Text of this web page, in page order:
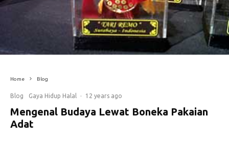
Home Blog
Blog Gaya Hidup Halal · 12 years ago
Mengenal Budaya Lewat Boneka Pakaian
Adat